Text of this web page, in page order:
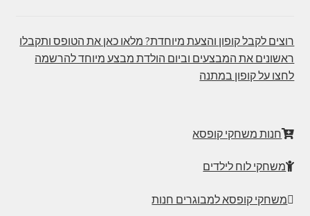
רוצים לקבל קופון והצעת מיוחדת? מלאו כאן את הטופס ותקבלו
ראשונים את המבצעים וביום הולדת מבצע מיוחד להרשמה
לחצו על קופון במתנה
חנות משחקי קופסא
משחקי לוח לילדים
משחקי קופסא למבוגרים חנות